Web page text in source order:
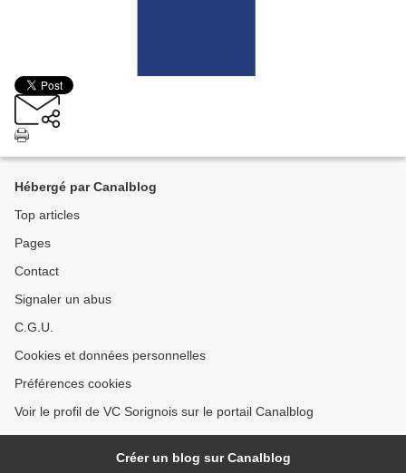
Hébergé par Canalblog
Top articles
Pages
Contact
Signaler un abus
C.G.U.
Cookies et données personnelles
Préférences cookies
Voir le profil de VC Sorignois sur le portail Canalblog
Créer un blog sur Canalblog